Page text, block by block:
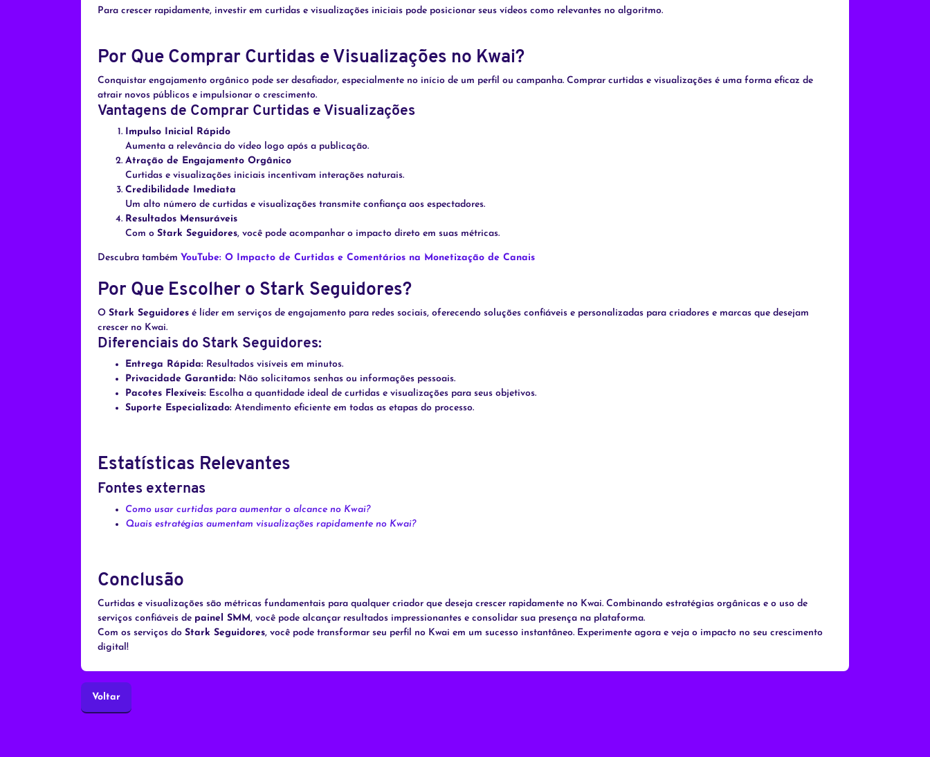
Para crescer rapidamente, investir em curtidas e visualizações iniciais pode posicionar seus vídeos como relevantes no algoritmo.
Por Que Comprar Curtidas e Visualizações no Kwai?
Conquistar engajamento orgânico pode ser desafiador, especialmente no início de um perfil ou campanha. Comprar curtidas e visualizações é uma forma eficaz de
atrair novos públicos e impulsionar o crescimento.
Vantagens de Comprar Curtidas e Visualizações
Impulso Inicial Rápido
Aumenta a relevância do vídeo logo após a publicação.
Atração de Engajamento Orgânico
Curtidas e visualizações iniciais incentivam interações naturais.
Credibilidade Imediata
Um alto número de curtidas e visualizações transmite confiança aos espectadores.
Resultados Mensuráveis
Com o Stark Seguidores, você pode acompanhar o impacto direto em suas métricas.
Descubra também YouTube: O Impacto de Curtidas e Comentários na Monetização de Canais
Por Que Escolher o Stark Seguidores?
O Stark Seguidores é líder em serviços de engajamento para redes sociais, oferecendo soluções confiáveis e personalizadas para criadores e marcas que desejam
crescer no Kwai.
Diferenciais do Stark Seguidores:
Entrega Rápida: Resultados visíveis em minutos.
Privacidade Garantida: Não solicitamos senhas ou informações pessoais.
Pacotes Flexíveis: Escolha a quantidade ideal de curtidas e visualizações para seus objetivos.
Suporte Especializado: Atendimento eficiente em todas as etapas do processo.
Estatísticas Relevantes
Fontes externas
Como usar curtidas para aumentar o alcance no Kwai?
Quais estratégias aumentam visualizações rapidamente no Kwai?
Conclusão
Curtidas e visualizações são métricas fundamentais para qualquer criador que deseja crescer rapidamente no Kwai. Combinando estratégias orgânicas e o uso de
serviços confiáveis de painel SMM, você pode alcançar resultados impressionantes e consolidar sua presença na plataforma.
Com os serviços do Stark Seguidores, você pode transformar seu perfil no Kwai em um sucesso instantâneo. Experimente agora e veja o impacto no seu crescimento
digital!
Voltar